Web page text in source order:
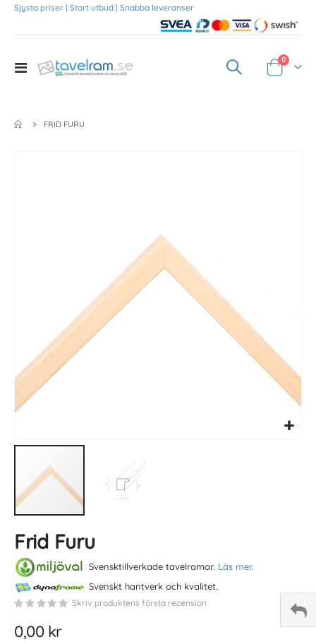
Sjysta priser | Stort utbud | Snabba leveranser
Toggle
Varukorg
0
FRID FURU
to
the
beginning
of
the
images
gallery
Frid Furu
Svensktillverkade tavelramar. Läs mer.
Svenskt hantverk och kvalitet.
Skriv produktens första recension
0,00 kr